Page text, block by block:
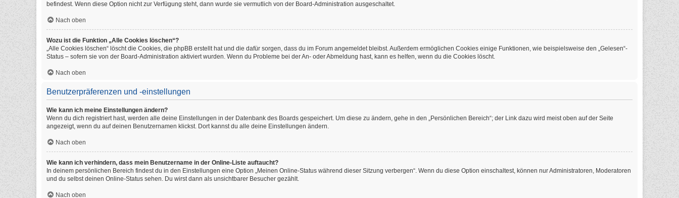
befindest. Wenn diese Option nicht zur Verfügung steht, dann wurde sie vermutlich von der Board-Administration ausgeschaltet.
Nach oben
Wozu ist die Funktion „Alle Cookies löschen“?
„Alle Cookies löschen“ löscht die Cookies, die phpBB erstellt hat und die dafür sorgen, dass du im Forum angemeldet bleibst. Außerdem ermöglichen Cookies einige Funktionen, wie beispielsweise den „Gelesen“-
Status – sofern sie von der Board-Administration aktiviert wurden. Wenn du Probleme bei der An- oder Abmeldung hast, kann es helfen, wenn du die Cookies löscht.
Nach oben
Benutzerpräferenzen und -einstellungen
Wie kann ich meine Einstellungen ändern?
Wenn du dich registriert hast, werden alle deine Einstellungen in der Datenbank des Boards gespeichert. Um diese zu ändern, gehe in den „Persönlichen Bereich“; der Link dazu wird meist oben auf der Seite
angezeigt, wenn du auf deinen Benutzernamen klickst. Dort kannst du alle deine Einstellungen ändern.
Nach oben
Wie kann ich verhindern, dass mein Benutzername in der Online-Liste auftaucht?
In deinem persönlichen Bereich findest du in den Einstellungen eine Option „Meinen Online-Status während dieser Sitzung verbergen“. Wenn du diese Option einschaltest, können nur Administratoren, Moderatoren
und du selbst deinen Online-Status sehen. Du wirst dann als unsichtbarer Besucher gezählt.
Nach oben